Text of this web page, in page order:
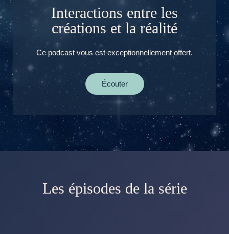
Interactions entre les
créations et la réalité
Ce podcast vous est exceptionnellement offert.
Écouter
Les épisodes de la série